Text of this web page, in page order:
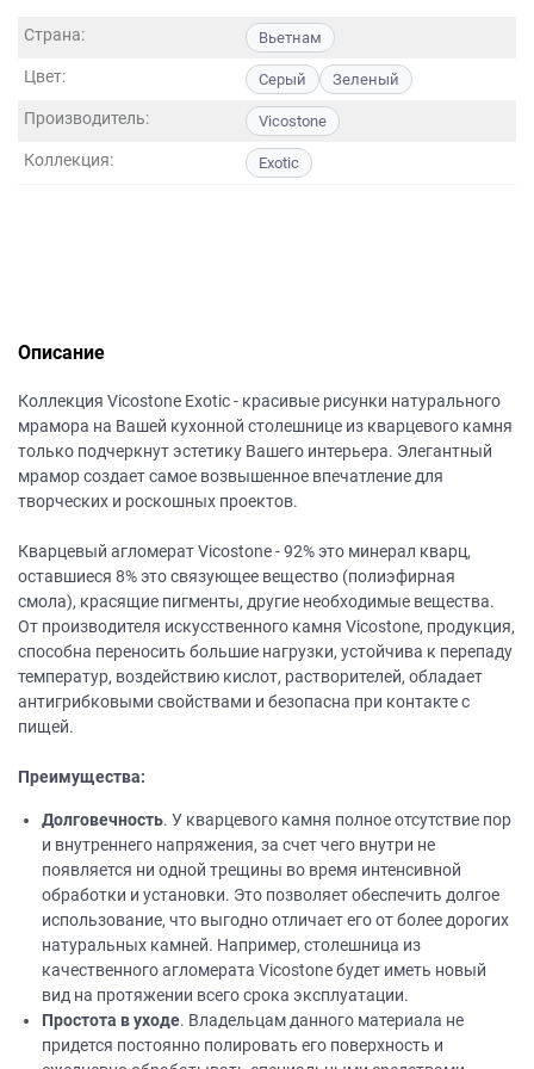
Страна: Вьетнам
Цвет: Серый Зеленый
Производитель: Vicostone
Коллекция: Exotic
Описание
Коллекция Vicostone Exotic - красивые рисунки натурального
мрамора на Вашей кухонной столешнице из кварцевого камня
только подчеркнут эстетику Вашего интерьера. Элегантный
мрамор создает самое возвышенное впечатление для
творческих и роскошных проектов.
Кварцевый агломерат Vicostone - 92% это минерал кварц,
оставшиеся 8% это связующее вещество (полиэфирная
смола), красящие пигменты, другие необходимые вещества.
От производителя искусственного камня Vicostone, продукция,
способна переносить большие нагрузки, устойчива к перепаду
температур, воздействию кислот, растворителей, обладает
антигрибковыми свойствами и безопасна при контакте с
пищей.
Преимущества:
Долговечность. У кварцевого камня полное отсутствие пор
и внутреннего напряжения, за счет чего внутри не
появляется ни одной трещины во время интенсивной
обработки и установки. Это позволяет обеспечить долгое
использование, что выгодно отличает его от более дорогих
натуральных камней. Например, столешница из
качественного агломерата Vicostone будет иметь новый
вид на протяжении всего срока эксплуатации.
Простота в уходе. Владельцам данного материала не
придется постоянно полировать его поверхность и